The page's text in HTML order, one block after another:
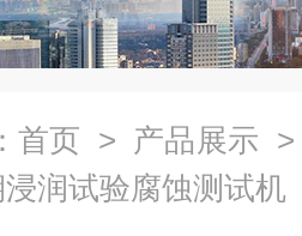
首页 > 产品展示
润试验腐蚀测试机